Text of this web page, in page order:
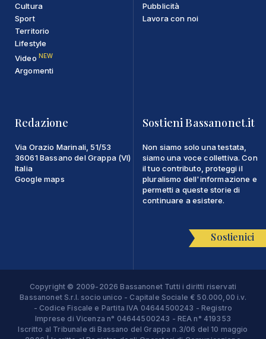
Cultura
Sport
Territorio
Lifestyle
Video NEW
Argomenti
Pubblicità
Lavora con noi
Redazione
Via Orazio Marinali, 51/53
36061 Bassano del Grappa (VI)
Italia
Google maps
Sostieni Bassanonet.it
Non siamo solo una testata,
siamo una voce collettiva. Con
il tuo contributo, proteggi il
pluralismo dell'informazione e
permetti a queste storie di
continuare a esistere.
Sostienici
Copyright © 2009-2026 Bassanonet Tutti i diritti riservati
Bassanonet S.r.l. socio unico - Capitale Sociale € 50.000,00 i.v.
- Codice Fiscale e Partita IVA 04644500243 - Registro
Imprese di Vicenza n° 04644500243 - REA n° 419353
Iscritto al Tribunale di Bassano del Grappa n.3/06 del 10 maggio